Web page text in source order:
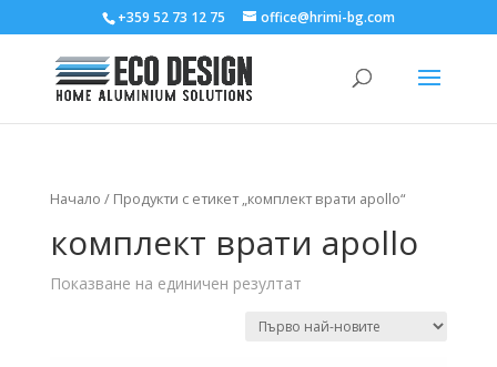
+359 52 73 12 75 office@hrimi-bg.com
Начало / Продукти с етикет „комплект врати apollo“
комплект врати apollo
Показване на единичен резултат